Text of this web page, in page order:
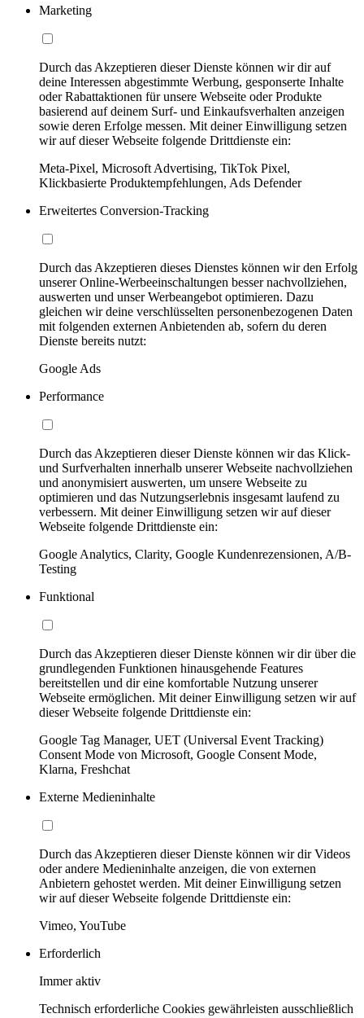
Marketing
Durch das Akzeptieren dieser Dienste können wir dir auf
deine Interessen abgestimmte Werbung, gesponserte Inhalte
oder Rabattaktionen für unsere Webseite oder Produkte
basierend auf deinem Surf- und Einkaufsverhalten anzeigen
sowie deren Erfolge messen. Mit deiner Einwilligung setzen
wir auf dieser Webseite folgende Drittdienste ein:
Meta-Pixel, Microsoft Advertising, TikTok Pixel,
Klickbasierte Produktempfehlungen, Ads Defender
Erweitertes Conversion-Tracking
Durch das Akzeptieren dieses Dienstes können wir den Erfolg
unserer Online-Werbeeinschaltungen besser nachvollziehen,
auswerten und unser Werbeangebot optimieren. Dazu
gleichen wir deine verschlüsselten personenbezogenen Daten
mit folgenden externen Anbietenden ab, sofern du deren
Dienste bereits nutzt:
Google Ads
Performance
Durch das Akzeptieren dieser Dienste können wir das Klick-
und Surfverhalten innerhalb unserer Webseite nachvollziehen
und anonymisiert auswerten, um unsere Webseite zu
optimieren und das Nutzungserlebnis insgesamt laufend zu
verbessern. Mit deiner Einwilligung setzen wir auf dieser
Webseite folgende Drittdienste ein:
Google Analytics, Clarity, Google Kundenrezensionen, A/B-
Testing
Funktional
Durch das Akzeptieren dieser Dienste können wir dir über die
grundlegenden Funktionen hinausgehende Features
bereitstellen und dir eine komfortable Nutzung unserer
Webseite ermöglichen. Mit deiner Einwilligung setzen wir auf
dieser Webseite folgende Drittdienste ein:
Google Tag Manager, UET (Universal Event Tracking)
Consent Mode von Microsoft, Google Consent Mode,
Klarna, Freshchat
Externe Medieninhalte
Durch das Akzeptieren dieser Dienste können wir dir Videos
oder andere Medieninhalte anzeigen, die von externen
Anbietern gehostet werden. Mit deiner Einwilligung setzen
wir auf dieser Webseite folgende Drittdienste ein:
Vimeo, YouTube
Erforderlich
Immer aktiv
Technisch erforderliche Cookies gewährleisten ausschließlich